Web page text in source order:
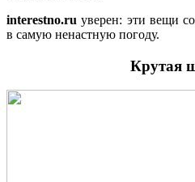
interestno.ru уверен: эти вещи
в самую ненастную погоду.
Крутая